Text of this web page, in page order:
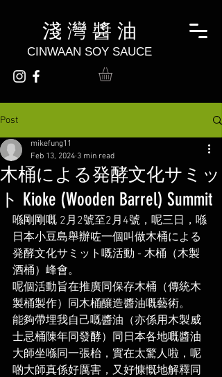
淺 灣 醬 油
CINWAAN SOY SAUCE
Post
木桶による発酵文化サミッ
ト Kioke (Wooden Barrel) Summit
mikefung11
Feb 13, 2024 3 min read
喺剛剛嘅 2月2號至2月4號，呢三日，喺
日本小豆島舉辦咗一個叫做木桶による
発酵文化サミット嘅活動 - 木桶（木製
酒桶）峰會。
呢個活動旨在推廣同保存木桶（傳統木
製桶製作）同木桶釀造醬油嘅藝術。
能夠帶埋我自己嘅醬油（亦係用木製威
士忌桶陳年同發酵）同日本各地嘅醬油
大師坐喺同一張枱，實在太驚人啦，呢
啲大師真係好厲害，又好慷慨地解釋同